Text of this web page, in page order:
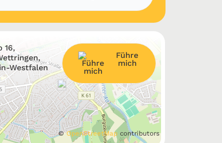
©OpenStreetMap contributors
16,
Westfalen
Führe
mich